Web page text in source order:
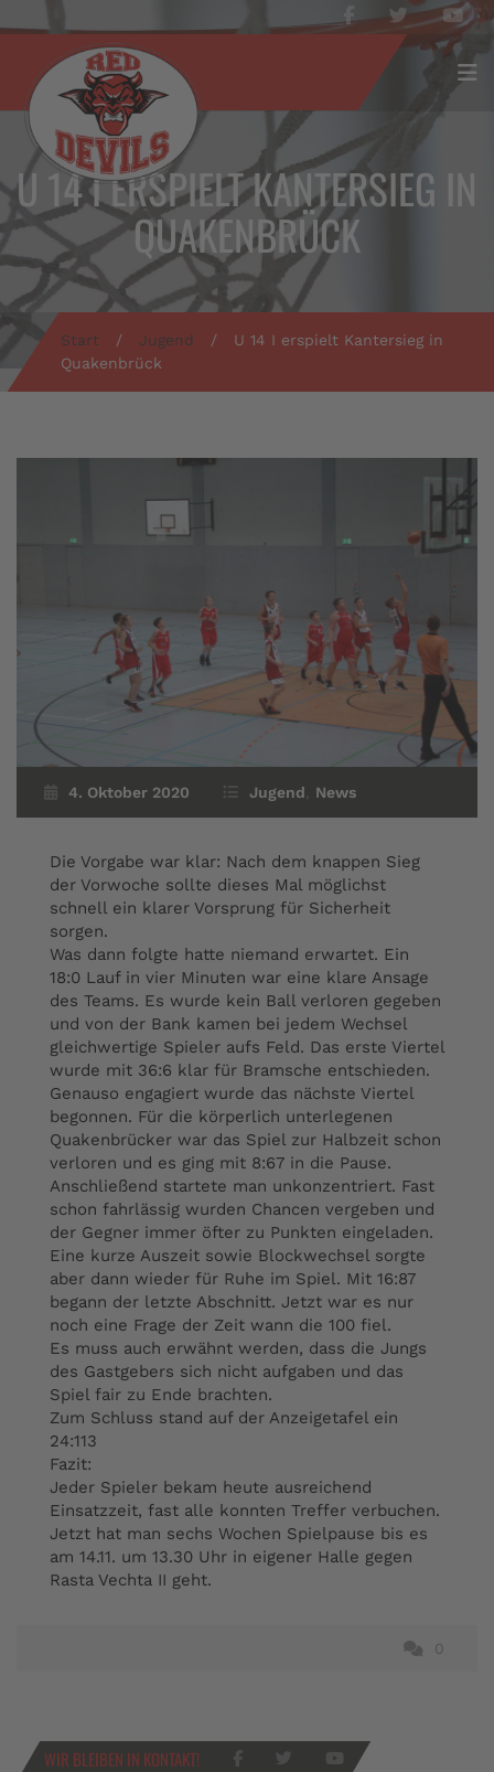
U 14 I ERSPIELT KANTERSIEG IN
QUAKENBRÜCK
Start / Jugend /
U 14 I erspielt Kantersieg in
Quakenbrück
4. Oktober 2020 Jugend News
Die Vorgabe war klar: Nach dem knappen Sieg
der Vorwoche sollte dieses Mal möglichst
schnell ein klarer Vorsprung für Sicherheit
sorgen.
Was dann folgte hatte niemand erwartet. Ein
18:0 Lauf in vier Minuten war eine klare Ansage
des Teams. Es wurde kein Ball verloren gegeben
und von der Bank kamen bei jedem Wechsel
gleichwertige Spieler aufs Feld. Das erste Viertel
wurde mit 36:6 klar für Bramsche entschieden.
Genauso engagiert wurde das nächste Viertel
begonnen. Für die körperlich unterlegenen
Quakenbrücker war das Spiel zur Halbzeit schon
verloren und es ging mit 8:67 in die Pause.
Anschließend startete man unkonzentriert. Fast
schon fahrlässig wurden Chancen vergeben und
der Gegner immer öfter zu Punkten eingeladen.
Eine kurze Auszeit sowie Blockwechsel sorgte
aber dann wieder für Ruhe im Spiel. Mit 16:87
begann der letzte Abschnitt. Jetzt war es nur
noch eine Frage der Zeit wann die 100 fiel.
Es muss auch erwähnt werden, dass die Jungs
des Gastgebers sich nicht aufgaben und das
Spiel fair zu Ende brachten.
Zum Schluss stand auf der Anzeigetafel ein
24:113
Fazit:
Jeder Spieler bekam heute ausreichend
Einsatzzeit, fast alle konnten Treffer verbuchen.
Jetzt hat man sechs Wochen Spielpause bis es
am 14.11. um 13.30 Uhr in eigener Halle gegen
Rasta Vechta II geht.
0
WIR BLEIBEN IN KONTAKT!